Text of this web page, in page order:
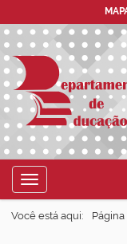
Toggle navigation
Você está aqui: